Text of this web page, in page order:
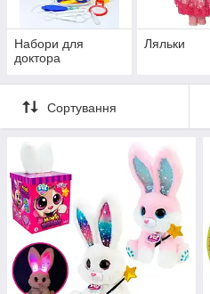
Набори для
доктора
Ляльки
Сортування